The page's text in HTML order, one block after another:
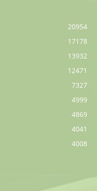
20954
17178
13932
12471
7327
4999
4869
4041
4008